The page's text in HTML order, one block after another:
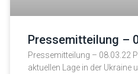
Pressemitteilung –
Pressemitteilung – 08.03.22
aktuellen Lage in der Ukraine